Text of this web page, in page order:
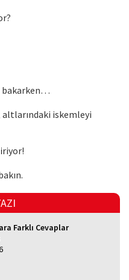
bakarken…
iskemleyi
Farklı Cevaplar